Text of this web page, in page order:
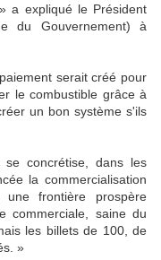
a expliqué le Président
du Gouvernement) à
serait créé pour
le combustible grâce à
un bon système s'ils
concrétise, dans les
la commercialisation
frontière prospère
commerciale, saine du
les billets de 100, de
»